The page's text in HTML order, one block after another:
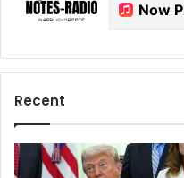
Recent